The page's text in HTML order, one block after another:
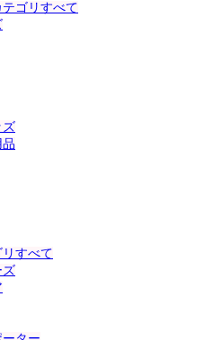
ゴリすべて
ズ
すべて
ズ